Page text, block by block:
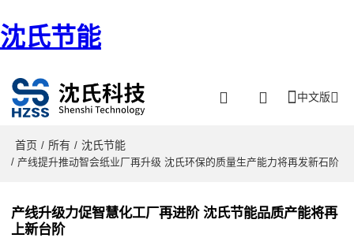
沈氏节能
中文版
首页 / 所有 / 沈氏节能
/ 产线提升推动智会纸业厂再升级 沈氏环保的质量生产能力将再发新石阶
产线升级力促智慧化工厂再进阶 沈氏节能品质产能将再
上新台阶